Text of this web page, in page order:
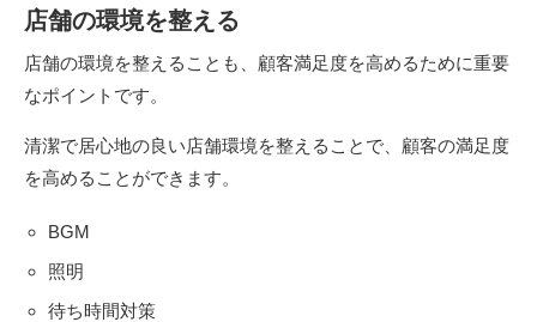
店舗の環境を整える
店舗の環境を整えることも、顧客満足度を高めるために重要
なポイントです。
清潔で居心地の良い店舗環境を整えることで、顧客の満足度
を高めることができます。
BGM
照明
待ち時間対策